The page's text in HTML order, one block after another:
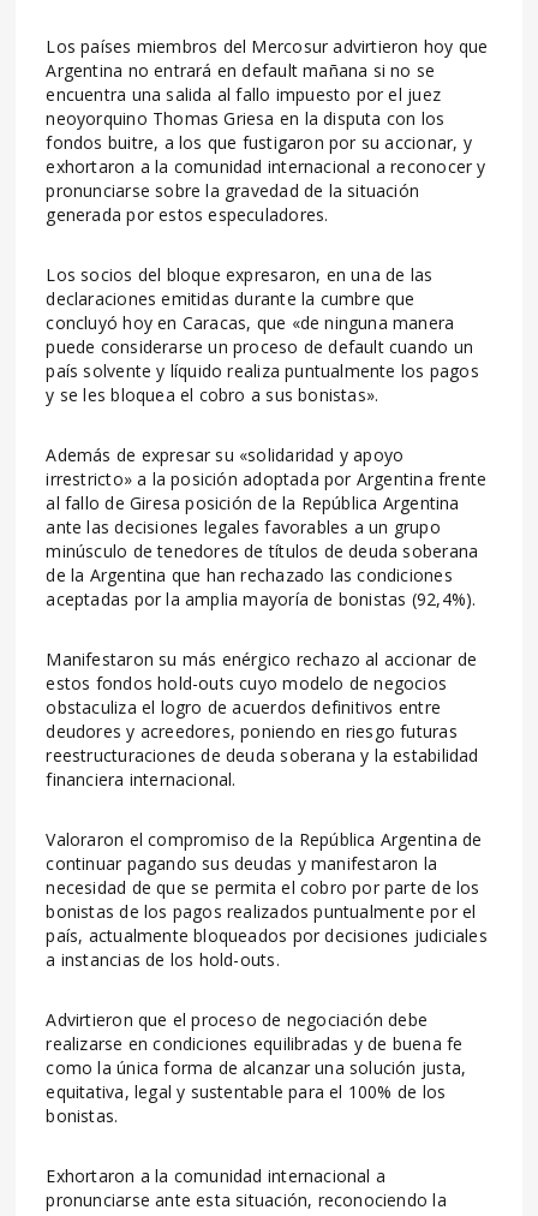
Los países miembros del Mercosur advirtieron hoy que
Argentina no entrará en default mañana si no se
encuentra una salida al fallo impuesto por el juez
neoyorquino Thomas Griesa en la disputa con los
fondos buitre, a los que fustigaron por su accionar, y
exhortaron a la comunidad internacional a reconocer y
pronunciarse sobre la gravedad de la situación
generada por estos especuladores.
Los socios del bloque expresaron, en una de las
declaraciones emitidas durante la cumbre que
concluyó hoy en Caracas, que «de ninguna manera
puede considerarse un proceso de default cuando un
país solvente y líquido realiza puntualmente los pagos
y se les bloquea el cobro a sus bonistas».
Además de expresar su «solidaridad y apoyo
irrestricto» a la posición adoptada por Argentina frente
al fallo de Giresa posición de la República Argentina
ante las decisiones legales favorables a un grupo
minúsculo de tenedores de títulos de deuda soberana
de la Argentina que han rechazado las condiciones
aceptadas por la amplia mayoría de bonistas (92,4%).
Manifestaron su más enérgico rechazo al accionar de
estos fondos hold-outs cuyo modelo de negocios
obstaculiza el logro de acuerdos definitivos entre
deudores y acreedores, poniendo en riesgo futuras
reestructuraciones de deuda soberana y la estabilidad
financiera internacional.
Valoraron el compromiso de la República Argentina de
continuar pagando sus deudas y manifestaron la
necesidad de que se permita el cobro por parte de los
bonistas de los pagos realizados puntualmente por el
país, actualmente bloqueados por decisiones judiciales
a instancias de los hold-outs.
Advirtieron que el proceso de negociación debe
realizarse en condiciones equilibradas y de buena fe
como la única forma de alcanzar una solución justa,
equitativa, legal y sustentable para el 100% de los
bonistas.
Exhortaron a la comunidad internacional a
pronunciarse ante esta situación, reconociendo la